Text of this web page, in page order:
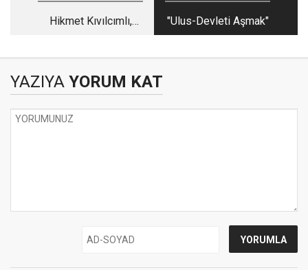
Hikmet Kıvılcımlı,
"Ulus-Devleti Aşmak"
YAZIYA YORUM KAT